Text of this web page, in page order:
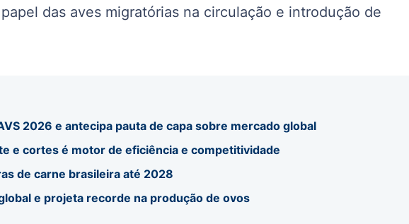
das aves migratórias na circulação e introdução de
2026 e antecipa pauta de capa sobre mercado global
e cortes é motor de eficiência e competitividade
de carne brasileira até 2028
e projeta recorde na produção de ovos